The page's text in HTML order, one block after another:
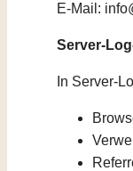
E-Mail:
Server-
In Server-